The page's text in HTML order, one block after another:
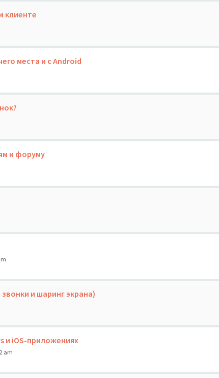
клиенте
места и с Android
и форуму
и шаринг экрана)
и iOS-приложениях
am